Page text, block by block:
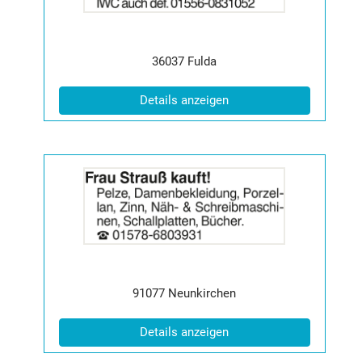
2060339
Info:
Postleitzahl:
36037 Ort:
Fulda
Details anzeigen(ID: 2060339)
der
Anzeige
2060342
anzeigen
|
Postleitzahl:
91077 Ort:
Neunkirchen
Details anzeigen(ID: 2060342)